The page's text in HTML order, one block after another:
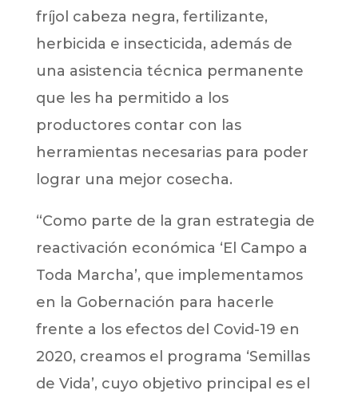
fríjol cabeza negra, fertilizante,
herbicida e insecticida, además de
una asistencia técnica permanente
que les ha permitido a los
productores contar con las
herramientas necesarias para poder
lograr una mejor cosecha.
“Como parte de la gran estrategia de
reactivación económica ‘El Campo a
Toda Marcha’, que implementamos
en la Gobernación para hacerle
frente a los efectos del Covid-19 en
2020, creamos el programa ‘Semillas
de Vida’, cuyo objetivo principal es el